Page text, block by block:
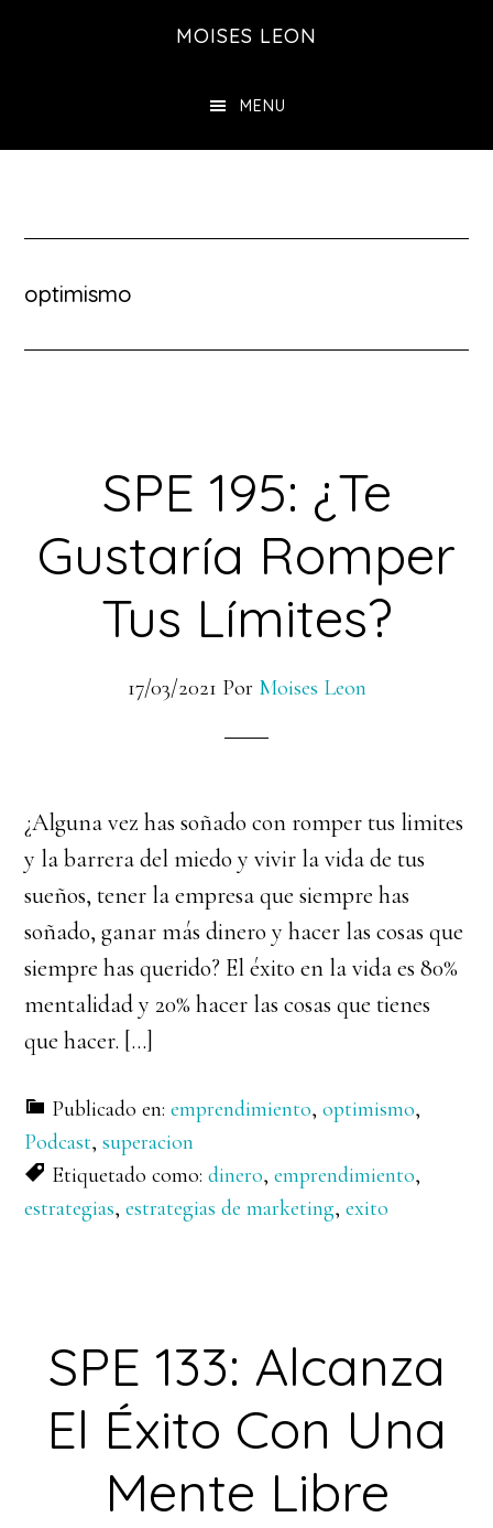
MOISES LEON
MENU
optimismo
SPE 195: ¿Te
Gustaría Romper
Tus Límites?
17/03/2021 Por Moises Leon
¿Alguna vez has soñado con romper tus limites
y la barrera del miedo y vivir la vida de tus
sueños, tener la empresa que siempre has
soñado, ganar más dinero y hacer las cosas que
siempre has querido? El éxito en la vida es 80%
mentalidad y 20% hacer las cosas que tienes
que hacer. […]
Publicado en:emprendimiento,optimismo,
Podcast,superacion
Etiquetado como:dinero,emprendimiento,
estrategias,estrategias de marketing,exito
SPE 133: Alcanza
El Éxito Con Una
Mente Libre